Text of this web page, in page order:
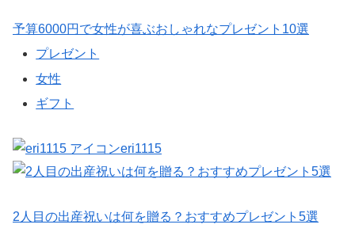
予算6000円で女性が喜ぶおしゃれなプレゼント10選
プレゼント
女性
ギフト
eri1115
2人目の出産祝いは何を贈る？おすすめプレゼント5選